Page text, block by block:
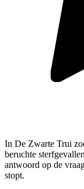
In De Zwarte Trui
beruchte
antwoord op de
stopt.